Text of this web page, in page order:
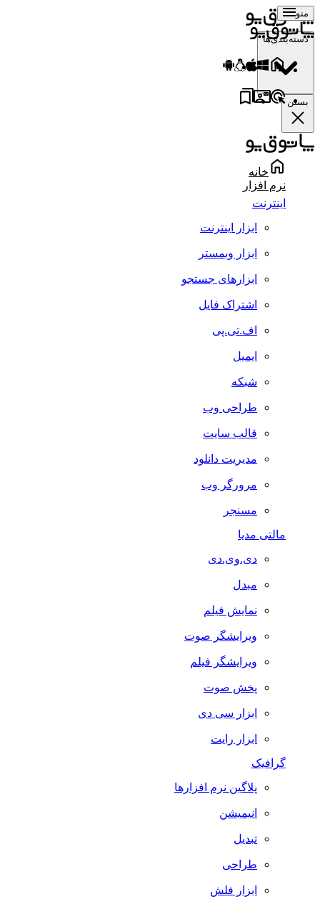
منو
دسته‌بندی‌ها
بستن
خانه
نرم افزار
اینترنت
ابزار اینترنت
ابزار وبمستر
ابزارهای جستجو
اشتراک فایل
اف.تی.پی
ایمیل
شبکه
طراحی وب
قالب سایت
مدیریت دانلود
مرورگر وب
مسنجر
مالتی مدیا
دی.وی.دی
مبدل
نمایش فیلم
ویرایشگر صوت
ویرایشگر فیلم
پخش صوت
ابزار سی دی
ابزار رایت
گرافیک
پلاگین نرم افزارها
انیمیشن
تبدیل
طراحی
ابزار فلش